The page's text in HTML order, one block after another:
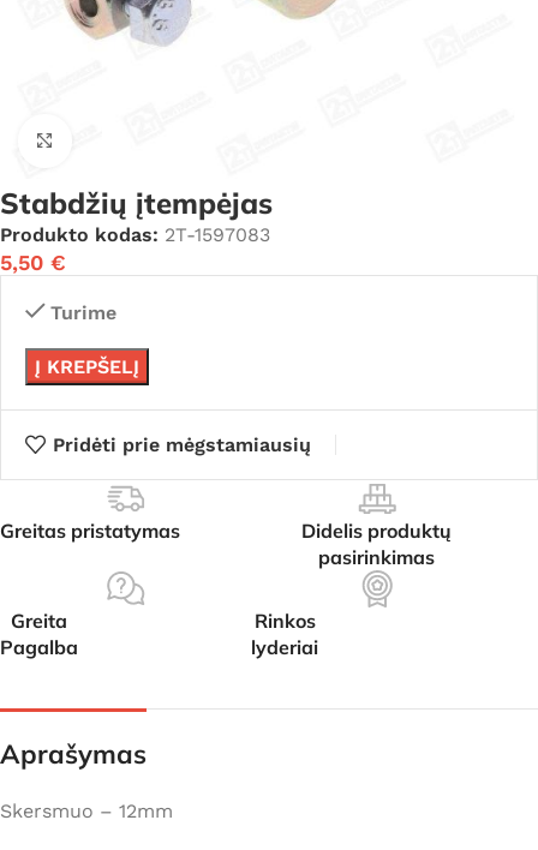
Stabdžių įtempėjas
Produkto kodas: 2T-1597083
5,50 €
Turime
Į KREPŠELĮ
Pridėti prie mėgstamiausių
Greitas pristatymas
Didelis produktų
pasirinkimas
Greita
Pagalba
Rinkos
lyderiai
Aprašymas
Skersmuo – 12mm